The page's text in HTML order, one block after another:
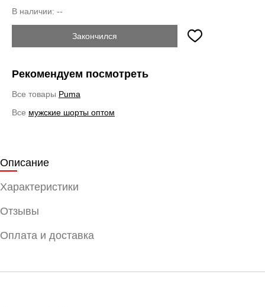
В наличии: --
Закончился
Рекомендуем посмотреть
Все товары Puma
Все мужские шорты оптом
Описание
Характеристики
Отзывы
Оплата и доставка